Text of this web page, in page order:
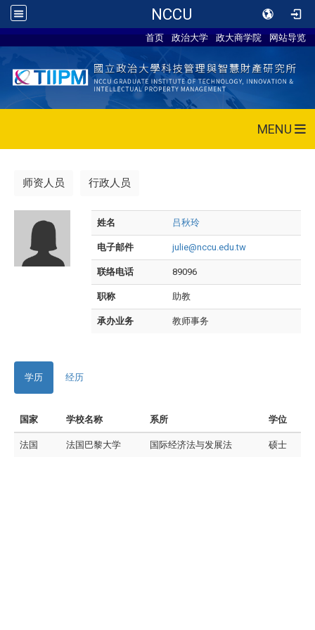
NCCU
首页 政治大学 政大商学院 网站导览
MENU
师资人员 行政人员
姓名 吕秋玲
电子邮件 julie@nccu.edu.tw
联络电话 89096
职称 助教
承办业务 教师事务
学历 经历
国家 学校名称 系所 学位
法国 法国巴黎大学 国际经济法与发展法 硕士